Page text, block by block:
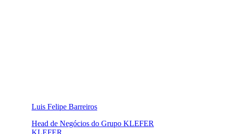
Luis Felipe Barreiros
Head de Negócios do Grupo KLEFER
KLEFER